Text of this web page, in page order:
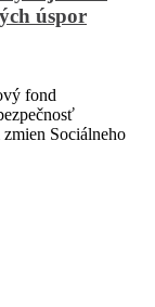
úspor
fond
Sociálneho